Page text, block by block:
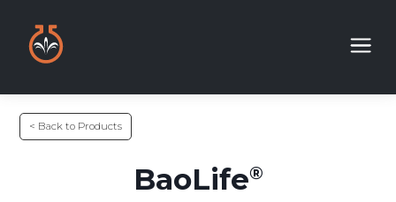
< Back to Products
BaoLife